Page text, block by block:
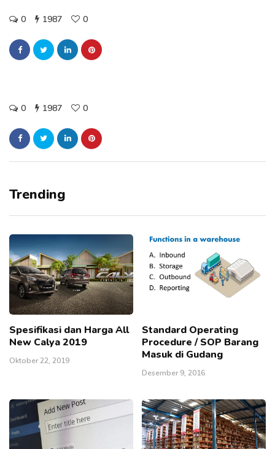
0 1987 0
0 1987 0
Trending
Spesifikasi dan Harga All
New Calya 2019
Oktober 22, 2019
Standard Operating
Procedure / SOP Barang
Masuk di Gudang
Desember 9, 2016